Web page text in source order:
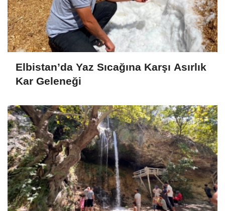
Elbistan’da Yaz Sıcağına Karşı Asırlık
Kar Geleneği